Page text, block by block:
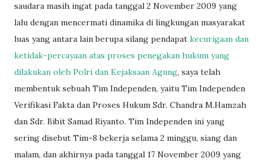
saudara masih ingat pada tanggal 2 November 2009 yang
lalu dengan mencermati dinamika di lingkungan masyarakat
luas yang antara lain berupa silang pendapat kecurigaan dan
ketidak-percayaan atas proses penegakan hukum yang
dilakukan oleh Polri dan Kejaksaan Agung, saya telah
membentuk sebuah Tim Independen, yaitu Tim Independen
Verifikasi Fakta dan Proses Hukum Sdr. Chandra M.Hamzah
dan Sdr. Bibit Samad Riyanto. Tim Independen ini yang
sering disebut Tim-8 bekerja selama 2 minggu, siang dan
malam, dan akhirnya pada tanggal 17 November 2009 yang